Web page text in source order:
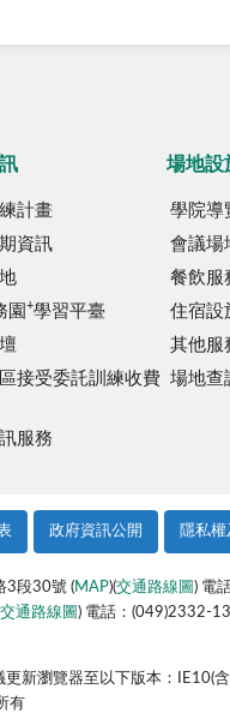
計畫
資訊
園 +學習平臺
接受委託訓練收費
服務
場地設
學院導
會議場
餐飲服
住宿設
其他服
場地查
政府資訊公開 隱私
3段30號 (MAP)(交通路線圖) 電
交通路線圖) 電話：(049)2332-
新瀏覽器至以下版本：IE10(
有